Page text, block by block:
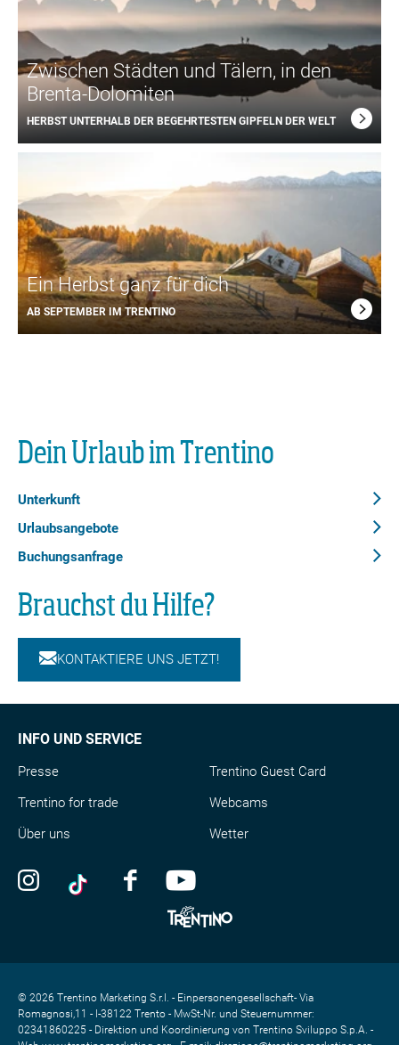
Zwischen Städten und Tälern, in den
Brenta-Dolomiten
HERBST UNTERHALB DER BEGEHRTESTEN GIPFELN DER WELT
Ein Herbst ganz für dich
AB SEPTEMBER IM TRENTINO
Dein Urlaub im Trentino
Unterkunft
Urlaubsangebote
Buchungsanfrage
Brauchst du Hilfe?
KONTAKTIERE UNS JETZT!
INFO UND SERVICE
Presse
Trentino for trade
Über uns
Trentino Guest Card
Webcams
Wetter
© 2026 Trentino Marketing S.r.l. - Einpersonengesellschaft- Via
Romagnosi,11 - I-38122 Trento - MwSt-Nr. und Steuernummer:
02341860225 - Direktion und Koordinierung von Trentino Sviluppo S.p.A. -